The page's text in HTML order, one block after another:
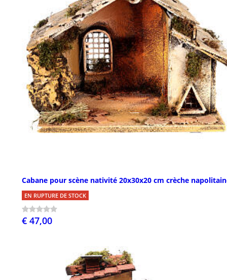
Cabane pour scène nativité 20x30x20 cm crèche
EN RUPTURE DE STOCK
€ 47,00